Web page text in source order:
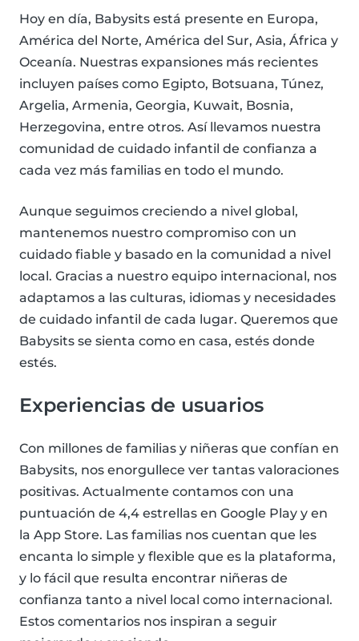
Hoy en día, Babysits está presente en Europa,
América del Norte, América del Sur, Asia, África y
Oceanía. Nuestras expansiones más recientes
incluyen países como Egipto, Botsuana, Túnez,
Argelia, Armenia, Georgia, Kuwait, Bosnia,
Herzegovina, entre otros. Así llevamos nuestra
comunidad de cuidado infantil de confianza a
cada vez más familias en todo el mundo.
Aunque seguimos creciendo a nivel global,
mantenemos nuestro compromiso con un
cuidado fiable y basado en la comunidad a nivel
local. Gracias a nuestro equipo internacional, nos
adaptamos a las culturas, idiomas y necesidades
de cuidado infantil de cada lugar. Queremos que
Babysits se sienta como en casa, estés donde
estés.
Experiencias de usuarios
Con millones de familias y niñeras que confían en
Babysits, nos enorgullece ver tantas valoraciones
positivas. Actualmente contamos con una
puntuación de 4,4 estrellas en Google Play y en
la App Store. Las familias nos cuentan que les
encanta lo simple y flexible que es la plataforma,
y lo fácil que resulta encontrar niñeras de
confianza tanto a nivel local como internacional.
Estos comentarios nos inspiran a seguir